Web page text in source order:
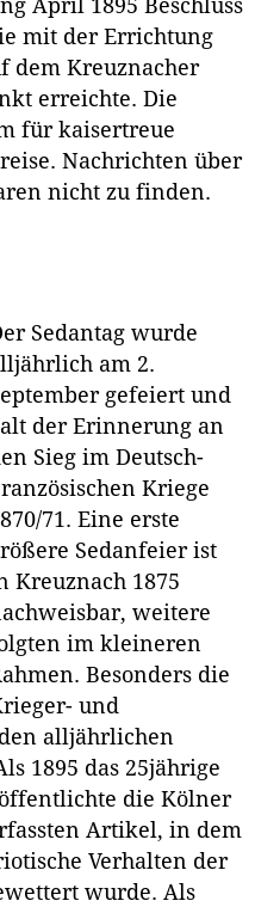
April 1895 Beschluss
mit der Errichtung
dem Kreuznacher
erreichte. Die
für kaisertreue
Nachrichten über
nicht zu finden.
Sedantag wurde
am 2.
gefeiert und
der Erinnerung an
Sieg im Deutsch-
Kriege
71. Eine erste
Sedanfeier ist
Kreuznach 1875
weitere
im kleineren
Besonders die
und
alljährlichen
1895 das 25jährige
die Kölner
Artikel, in dem
Verhalten der
wurde. Als